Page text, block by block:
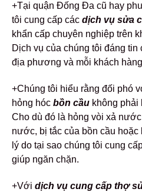
+Tại quận Đống Đa cũ hay
tôi cung cấp các dịch vụ sửa
khẩn cấp chuyên nghiệp trên
Dịch vụ của chúng tôi đáng
địa phương và mỗi khách
+Chúng tôi hiểu rằng đối phó
hỏng hóc bồn cầu không phải
Cho dù đó là hỏng vòi xả
nước, bị tắc của bồn cầu
lý do tại sao chúng tôi cung
giúp ngăn chặn.
+Với dịch vụ cung cấp thợ